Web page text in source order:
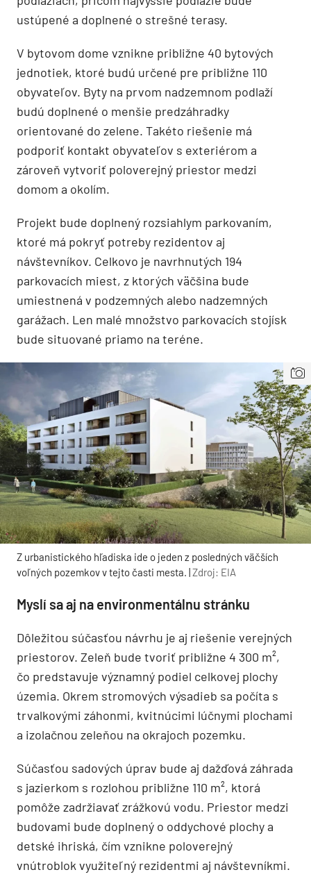
ustúpené a doplnené o strešné terasy.
V bytovom dome vznikne približne 40 bytových
jednotiek, ktoré budú určené pre približne 110
obyvateľov. Byty na prvom nadzemnom podlaží
budú doplnené o menšie predzáhradky
orientované do zelene. Takéto riešenie má
podporiť kontakt obyvateľov s exteriérom a
zároveň vytvoriť poloverejný priestor medzi
domom a okolím.
Projekt bude doplnený rozsiahlym parkovaním,
ktoré má pokryť potreby rezidentov aj
návštevníkov. Celkovo je navrhnutých 194
parkovacích miest, z ktorých väčšina bude
umiestnená v podzemných alebo nadzemných
garážach. Len malé množstvo parkovacích stojísk
bude situované priamo na teréne.
Z urbanistického hľadiska ide o jeden z posledných väčších
voľných pozemkov v tejto časti mesta. | Zdroj: EIA
Myslí sa aj na environmentálnu stránku
Dôležitou súčasťou návrhu je aj riešenie verejných
priestorov. Zeleň bude tvoriť približne 4 300 m²,
čo predstavuje významný podiel celkovej plochy
územia. Okrem stromových výsadieb sa počíta s
trvalkovými záhonmi, kvitnúcimi lúčnymi plochami
a izolačnou zeleňou na okrajoch pozemku.
Súčasťou sadových úprav bude aj dažďová záhrada
s jazierkom s rozlohou približne 110 m², ktorá
pomôže zadržiavať zrážkovú vodu. Priestor medzi
budovami bude doplnený o oddychové plochy a
detské ihriská, čím vznikne poloverejný
vnútroblok využiteľný rezidentmi aj návštevníkmi.